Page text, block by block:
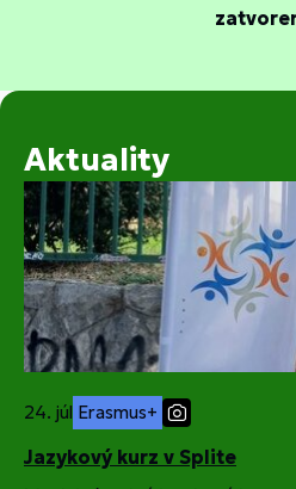
Aktuality
24. júl Erasmus+
Jazykový kurz v Splite